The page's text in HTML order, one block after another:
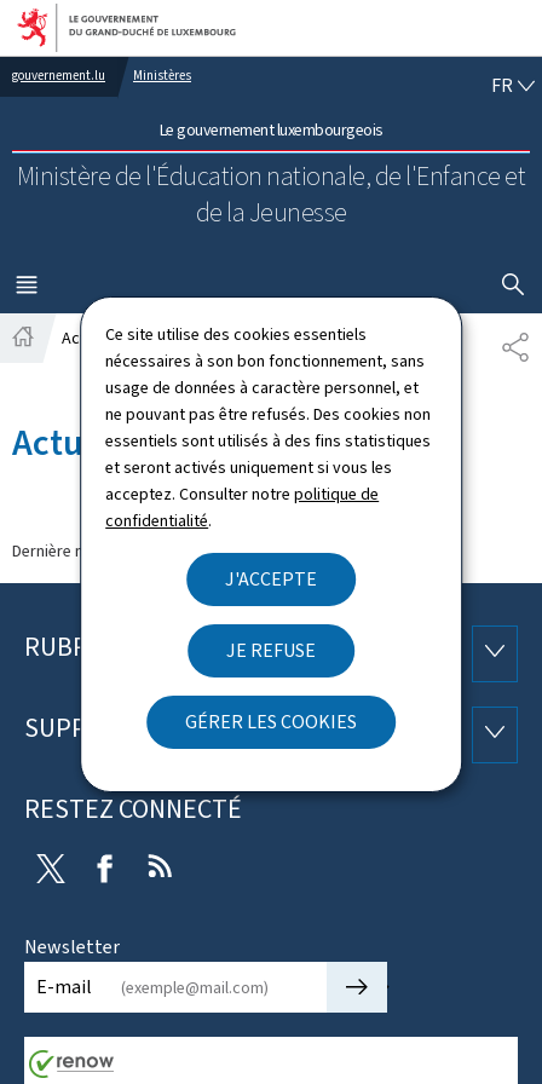
Ce site utilise des cookies essentiels
nécessaires à son bon fonctionnement, sans
usage de données à caractère personnel, et
ne pouvant pas être refusés. Des cookies non
essentiels sont utilisés à des fins statistiques
et seront activés uniquement si vous les
acceptez. Consulter notrepolitique de
confidentialité.
J'ACCEPTE
JE REFUSE
GÉRER LES COOKIES
Aller au menu principal
Aller au contenu
gouvernement.lu Ministères
Le gouvernement luxembourgeois
Ministère de l'Éducation nationale, de l'Enfance et
de la Jeunesse
FR
MENU
PRINCIPAL
Actualités
Actualités
Dernière modification le 30.03.2026
Pied
page
RUBRIQUES
SUPPORT
RESTEZ CONNECTÉ
Twitter Facebook
Newsletter
E-mail
🡒